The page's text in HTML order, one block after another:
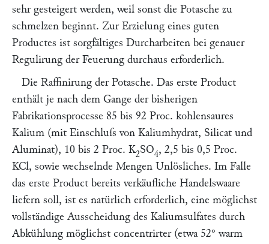
sehr gesteigert werden, weil sonst die Potasche zu
schmelzen beginnt. Zur Erzielung eines guten
Productes ist sorgfältiges Durcharbeiten bei genauer
Regulirung der Feuerung durchaus erforderlich.
Die Raffinirung der Potasche. Das erste Product
enthält je nach dem Gange der bisherigen
Fabrikationsprocesse 85 bis 92 Proc. kohlensaures
Kalium (mit Einschluſs von Kaliumhydrat, Silicat und
Aluminat), 10 bis 2 Proc. K2SO4, 2,5 bis 0,5 Proc.
KCl, sowie wechselnde Mengen Unlösliches. Im Falle
das erste Product bereits verkäufliche Handelswaare
liefern soll, ist es natürlich erforderlich, eine möglichst
vollständige Ausscheidung des Kaliumsulfates durch
Abkühlung möglichst concentrirter (etwa 52° warm